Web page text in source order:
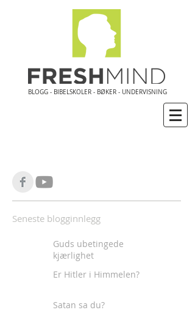
BLOGG - BIBELSKOLER - BØKER - UNDERVISNING
Seneste blogginnlegg
Guds ubetingede
kjærlighet
Er Hitler i Himmelen?
Satan sa du?